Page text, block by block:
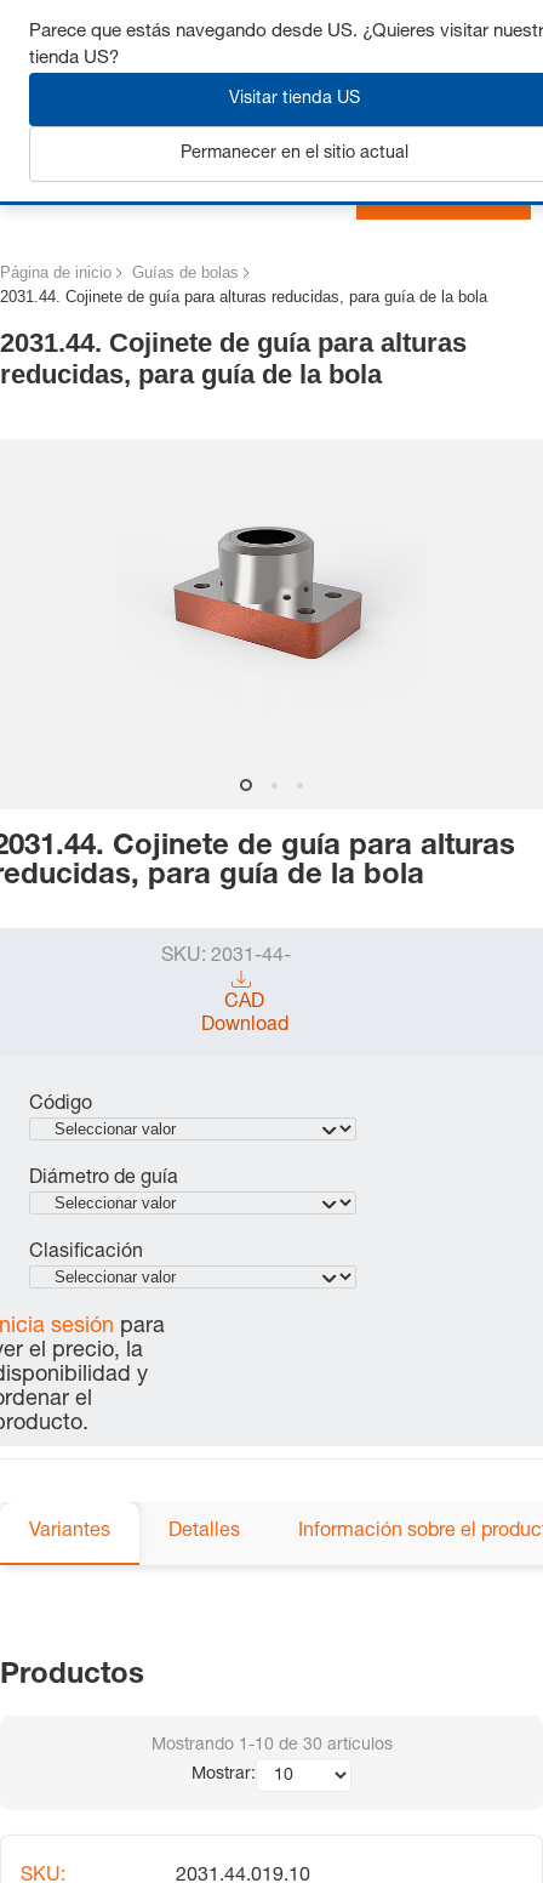
Consigue hasta un 7% de descuento - haz clic aquí para
Página de inicio
Guías de bolas
2031.44. Cojinete de guía para alturas reducidas, para guía de la bola
2031.44. Cojinete de guía para alturas
reducidas, para guía de la bola
Cojinete de guía para alturas
para guía de la bola
SKU: 2031-44-
CAD
Download
Código
Diámetro de guía
Clasificación
sesión para
el precio, la
y
el
Variantes Detalles Información sobre el
Productos
Mostrando 1-10 de 30 artículos
Mostrar:
2031.44.019.10
Parece que estás navegando desde US. ¿Quieres visitar
tienda US?
Visitar tienda US
Permanecer en el sitio actual